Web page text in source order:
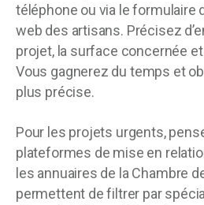
téléphone ou via le formulaire
web des artisans. Précisez
projet, la surface concernée
Vous gagnerez du temps et
plus précise.
Pour les projets urgents,
plateformes de mise en
les annuaires de la Chambre
permettent de filtrer par